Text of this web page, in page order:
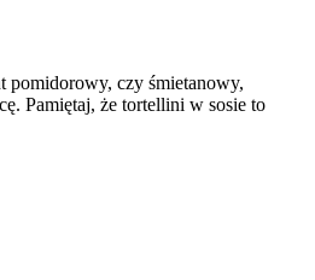
pomidorowy, czy śmietanowy,
Pamiętaj, że tortellini w sosie to